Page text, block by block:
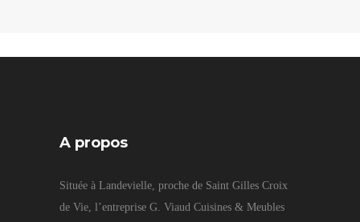
A propos
Située à Landevielle, proche de Saint Gilles Croix
de Vie, l’entreprise G. Viaud Cuisines & Meubles